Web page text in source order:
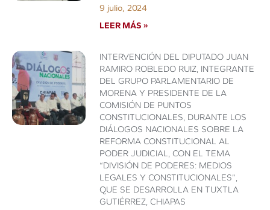
9 julio, 2024
LEER MÁS »
INTERVENCIÓN DEL DIPUTADO JUAN
RAMIRO ROBLEDO RUIZ, INTEGRANTE
DEL GRUPO PARLAMENTARIO DE
MORENA Y PRESIDENTE DE LA
COMISIÓN DE PUNTOS
CONSTITUCIONALES, DURANTE LOS
DIÁLOGOS NACIONALES SOBRE LA
REFORMA CONSTITUCIONAL AL
PODER JUDICIAL, CON EL TEMA
“DIVISIÓN DE PODERES: MEDIOS
LEGALES Y CONSTITUCIONALES”,
QUE SE DESARROLLA EN TUXTLA
GUTIÉRREZ, CHIAPAS